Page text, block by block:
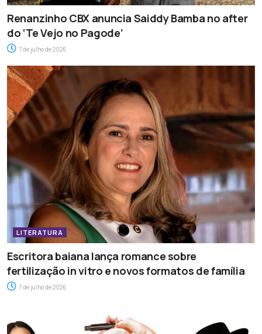
Renanzinho CBX anuncia Saiddy Bamba no after
do ‘Te Vejo no Pagode’
7 de julho de 2026
LITERATURA
Escritora baiana lança romance sobre
fertilização in vitro e novos formatos de família
7 de julho de 2026